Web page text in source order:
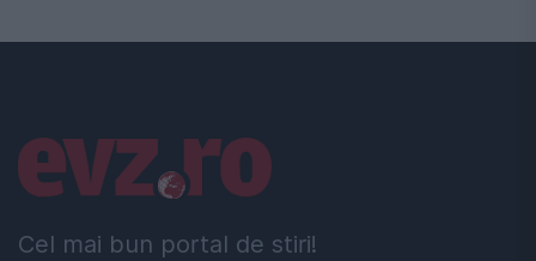
Cel mai bun portal de stiri!
Linkuri utile